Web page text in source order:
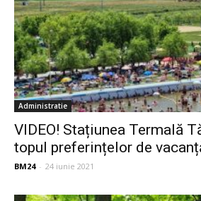
Administratie
VIDEO! Stațiunea Termală
topul preferințelor de
BM24 - 24 iunie 2021